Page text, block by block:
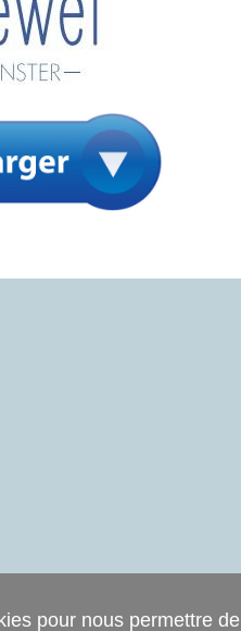
pour nous permettre de